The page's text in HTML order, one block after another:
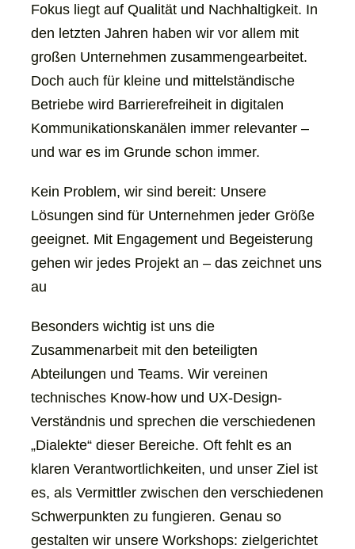
Fokus liegt auf Qualität und Nachhaltigkeit. In
den letzten Jahren haben wir vor allem mit
großen Unternehmen zusammengearbeitet.
Doch auch für kleine und mittelständische
Betriebe wird Barrierefreiheit in digitalen
Kommunikationskanälen immer relevanter –
und war es im Grunde schon immer.
Kein Problem, wir sind bereit: Unsere
Lösungen sind für Unternehmen jeder Größe
geeignet. Mit Engagement und Begeisterung
gehen wir jedes Projekt an – das zeichnet uns
au
Besonders wichtig ist uns die
Zusammenarbeit mit den beteiligten
Abteilungen und Teams. Wir vereinen
technisches Know-how und UX-Design-
Verständnis und sprechen die verschiedenen
„Dialekte“ dieser Bereiche. Oft fehlt es an
klaren Verantwortlichkeiten, und unser Ziel ist
es, als Vermittler zwischen den verschiedenen
Schwerpunkten zu fungieren. Genau so
gestalten wir unsere Workshops: zielgerichtet